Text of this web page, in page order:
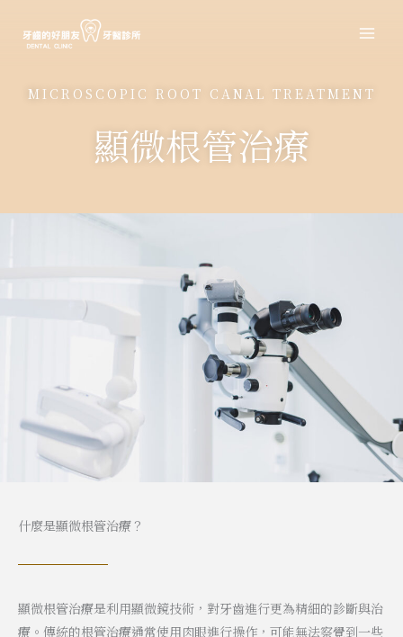
MICROSCOPIC ROOT CANAL TREATMENT
顯微根管治療
什麼是顯微根管治療？
顯微根管治療是利用顯微鏡技術，對牙齒進行更為精細的診斷與治
療。傳統的根管治療通常使用肉眼進行操作，可能無法察覺到一些